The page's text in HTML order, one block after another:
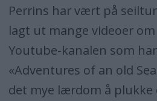
Perrins har vært på
lagt ut mange videoer
Youtube-kanalen som
«Adventures of an old
det mye lærdom å plukke